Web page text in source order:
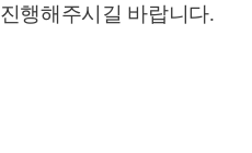
진행해주시길 바랍니다.